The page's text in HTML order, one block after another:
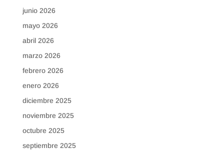
junio 2026
mayo 2026
abril 2026
marzo 2026
febrero 2026
enero 2026
diciembre 2025
noviembre 2025
octubre 2025
septiembre 2025